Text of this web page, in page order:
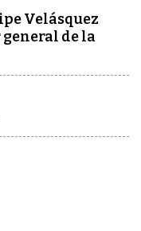
Velásquez
de la